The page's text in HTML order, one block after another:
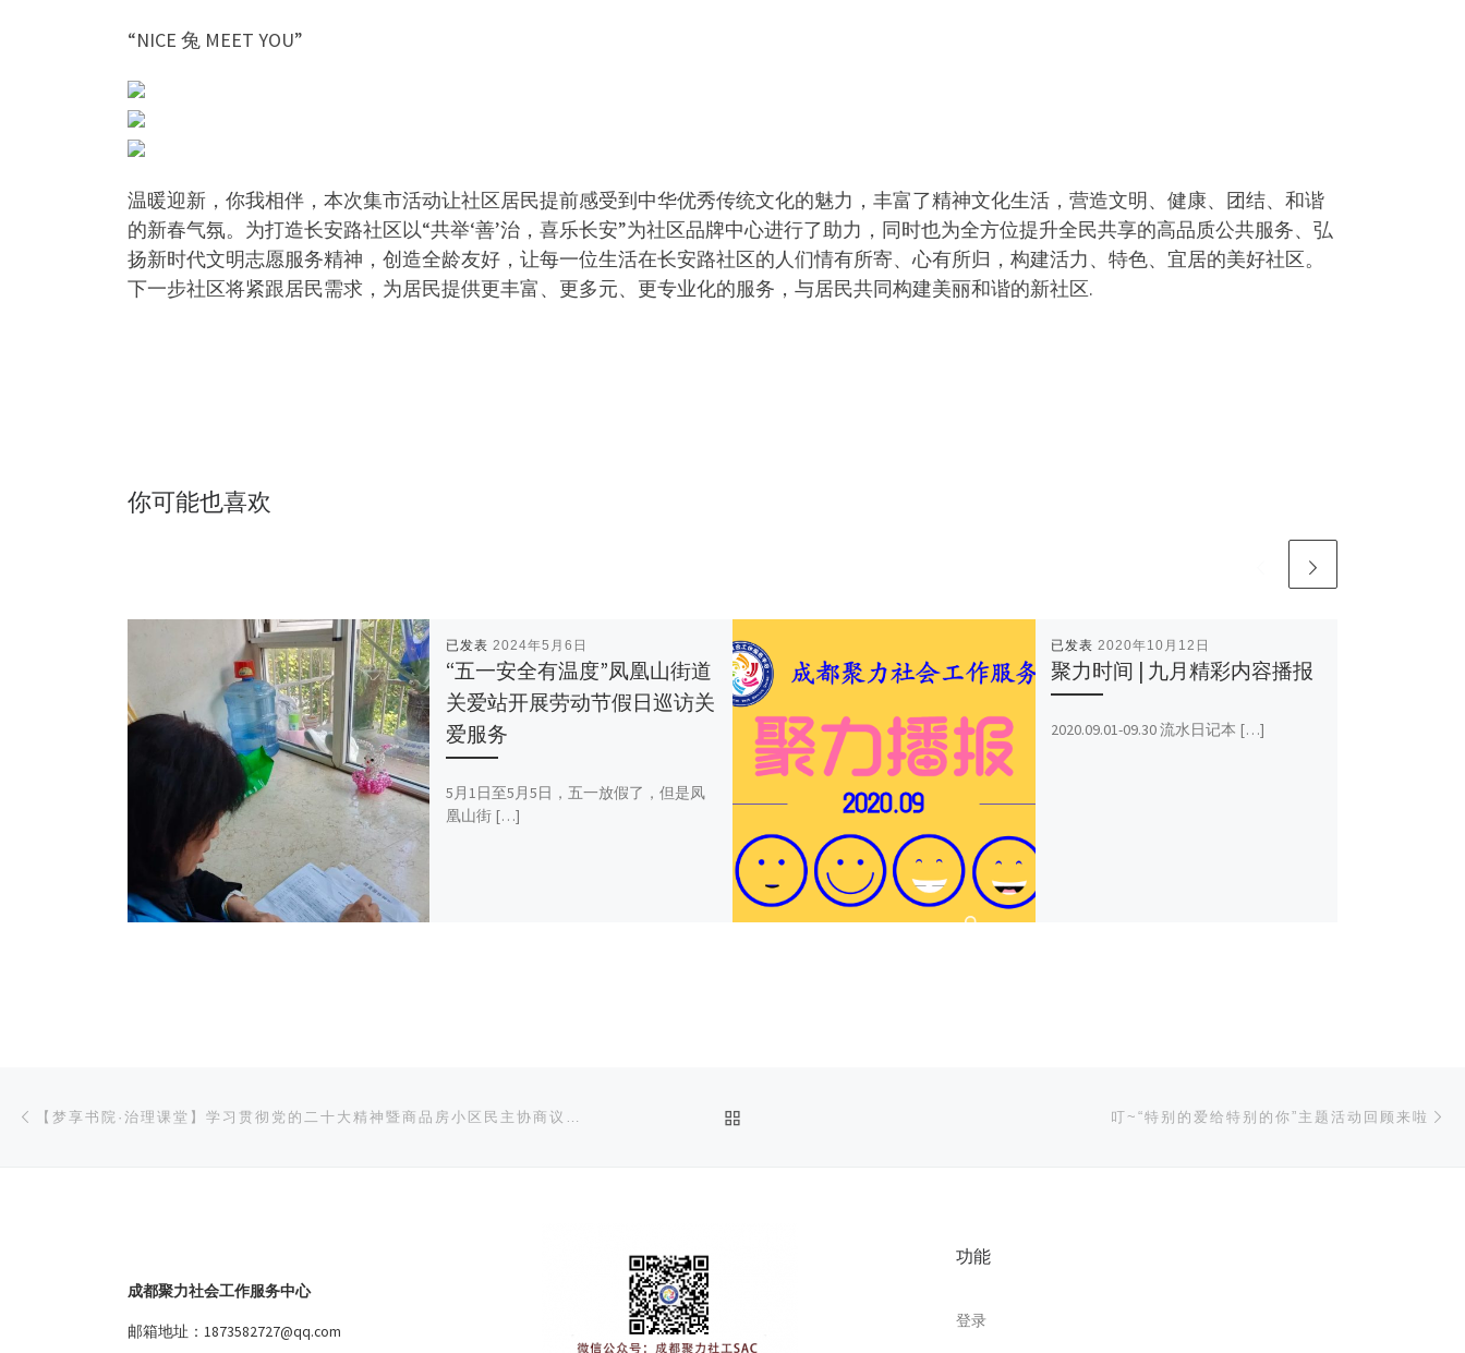
“NICE 兔 MEET YOU”
温暖迎新，你我相伴，本次集市活动让社区居民提前感受到中华优秀传统文化的魅力，丰富了精神文化生活，营造文明、健康、团结、和谐
的新春气氛。为打造长安路社区以“共举‘善’治，喜乐长安”为社区品牌中心进行了助力，同时也为全方位提升全民共享的高品质公共服务、弘
扬新时代文明志愿服务精神，创造全龄友好，让每一位生活在长安路社区的人们情有所寄、心有所归，构建活力、特色、宜居的美好社区。
下一步社区将紧跟居民需求，为居民提供更丰富、更多元、更专业化的服务，与居民共同构建美丽和谐的新社区.
你可能也喜欢
已发表 2024年5月6日
“五一安全有温度”凤凰山街道
关爱站开展劳动节假日巡访关
爱服务
5月1日至5月5日，五一放假了，但是凤
凰山街 […]
已发表 2020年10月12日
聚力时间 | 九月精彩内容播报
2020.09.01-09.30 流水日记本 […]
文章导航 叮~“特别的爱给特别的你”主题活动回顾来啦
成都聚力社会工作服务中心
邮箱地址：1873582727@qq.com
功能
登录